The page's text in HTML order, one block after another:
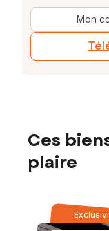
Mon
Ces
plaire